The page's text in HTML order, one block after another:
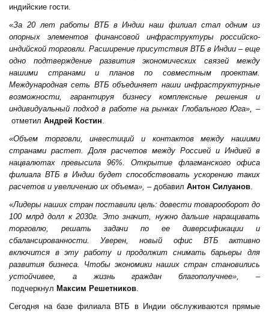
индийские гости.
«За 20 лет работы ВТБ в Индии наш филиал стал одним из
опорных элементов финансовой инфраструктуры российско-
индийской торговли. Расширение присутствия ВТБ в Индии – еще
одно подтверждение развития экономических связей между
нашими странами и планов по совместным проектам.
Международная сеть ВТБ объединяет наши инфраструктурные
возможности, гарантируя бизнесу комплексные решения и
индивидуальный подход в работе на рынках Глобального Юга»,
–
отметил Андрей Костин
«Объем торговли, инвестиций и контактов между нашими
странами растет. Доля расчетов между Россией и Индией в
нацвалютах превысила 96%. Открытие флагманского офиса
филиала ВТБ в Индии будет способствовать ускорению таких
расчетов и увеличению их объема», –добавил Антон Силуанов
«Лидеры наших стран поставили цель: довести товарооборот до
100 млрд долл к 2030г. Это значит, нужно дальше наращивать
торговлю, решать задачи по ее диверсификации и
сбалансированности. Уверен, новый офис ВТБ активно
включится в эту работу и продолжит снимать барьеры для
развития бизнеса. Чтобы экономики наших стран становились
устойчивее, а жизнь граждан благополучнее», –
подчеркнул Максим Решетников
Сегодня на базе филиала ВТБ в Индии обслуживаются прямые